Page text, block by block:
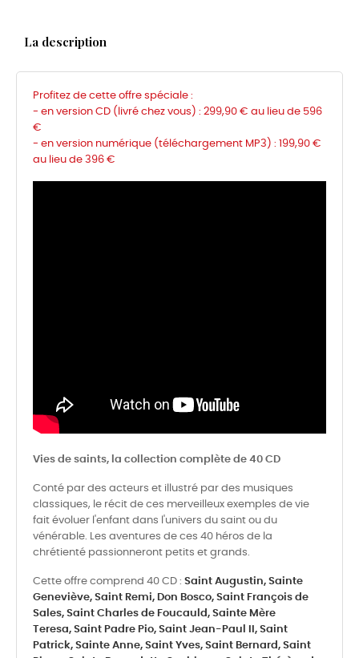
La description
Profitez de cette offre spéciale :
- en version CD (livré chez vous) : 299,90 € au lieu de 596
€
- en version numérique (téléchargement MP3) : 199,90 €
au lieu de 396 €
Vies de saints, la collection complète de 40 CD
Conté par des acteurs et illustré par des musiques
classiques, le récit de ces merveilleux exemples de vie
fait évoluer l'enfant dans l'univers du saint ou du
vénérable. Les aventures de ces 40 héros de la
chrétienté passionneront petits et grands.
Cette offre comprend 40 CD : Saint Augustin, Sainte
Geneviève, Saint Remi, Don Bosco, Saint François de
Sales, Saint Charles de Foucauld, Sainte Mère
Teresa, Saint Padre Pio, Saint Jean-Paul II, Saint
Patrick, Sainte Anne, Saint Yves, Saint Bernard, Saint